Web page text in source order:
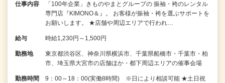
仕事内容
「100年企業」きものやまとグループの 振袖・袴のレンタル
専門店『KIMONO＆』。 お客様が振袖・袴を選ぶサポートを
お願いします。 ★店舗や周辺エリアで行われ…
給与 時給1,230円～1,500円
勤務地
東京都渋谷区、神奈川県横浜市、千葉県船橋市・千葉市・柏
市、埼玉県大宮市の店舗ほか・都下周辺エリアの催事会場
勤務時間
9：00～18：00(実働8時間) ※日により相談可能 ★土日祝